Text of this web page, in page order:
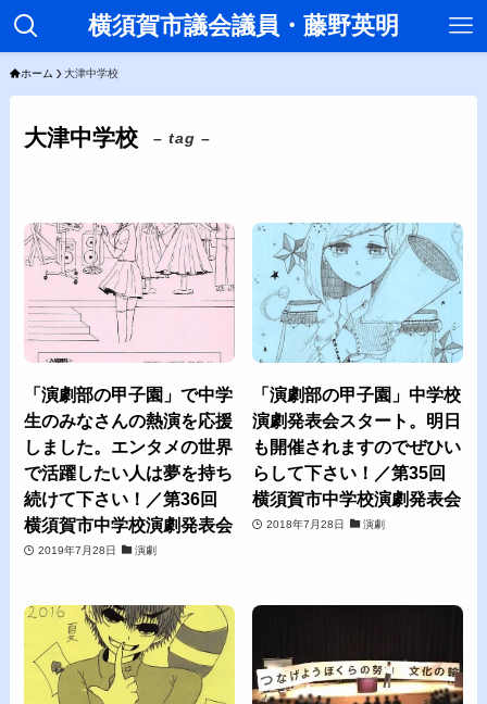
横須賀市議会議員・藤野英明
ホーム 大津中学校
大津中学校 – tag –
「演劇部の甲子園」で中学
生のみなさんの熱演を応援
しました。エンタメの世界
で活躍したい人は夢を持ち
続けて下さい！／第36回
横須賀市中学校演劇発表会
2019年7月28日 演劇
「演劇部の甲子園」中学校
演劇発表会スタート。明日
も開催されますのでぜひい
らして下さい！／第35回
横須賀市中学校演劇発表会
2018年7月28日 演劇